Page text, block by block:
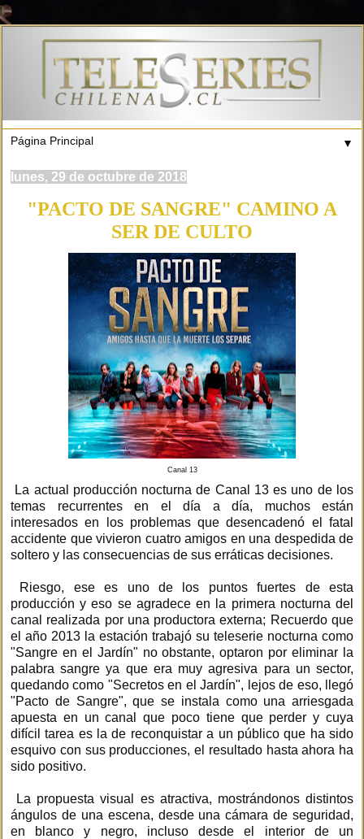
▼
lunes, 29 de octubre de 2018
"PACTO DE SANGRE" CAMINO A
SER DE CULTO
Canal 13
La actual producción nocturna de Canal 13 es uno de los
temas recurrentes en el día a día, muchos están
interesados en los problemas que desencadenó el fatal
accidente que vivieron cuatro amigos en una despedida de
soltero y las consecuencias de sus erráticas decisiones.
Riesgo, ese es uno de los puntos fuertes de esta
producción y eso se agradece en la primera nocturna del
canal realizada por una productora externa; Recuerdo que
el año 2013 la estación trabajó su teleserie nocturna como
"Sangre en el Jardín" no obstante, optaron por eliminar la
palabra sangre ya que era muy agresiva para un sector,
quedando como "Secretos en el Jardín", lejos de eso, llegó
"Pacto de Sangre", que se instala como una arriesgada
apuesta en un canal que poco tiene que perder y cuya
difícil tarea es la de reconquistar a un público que ha sido
esquivo con sus producciones, el resultado hasta ahora ha
sido positivo.
La propuesta visual es atractiva, mostrándonos distintos
ángulos de una escena, desde una cámara de seguridad,
en blanco y negro, incluso desde el interior de un